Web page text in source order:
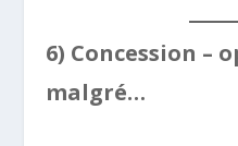
6) Concession –
malgré…